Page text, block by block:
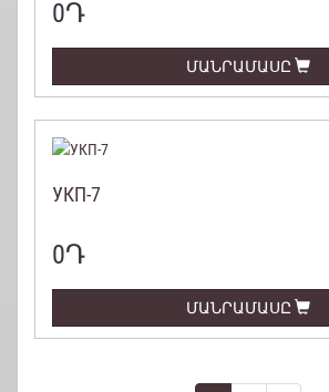
0Դ
ՄԱՆՐԱՄԱՍԸ
УКП-7
0Դ
ՄԱՆՐԱՄԱՍԸ